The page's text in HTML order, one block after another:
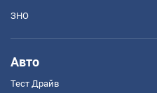
ЗНО
Авто
Тест Драйв